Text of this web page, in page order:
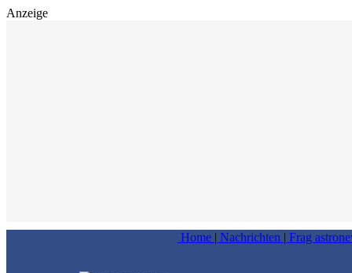
Anzeige
Home | Nachrichten | Frag